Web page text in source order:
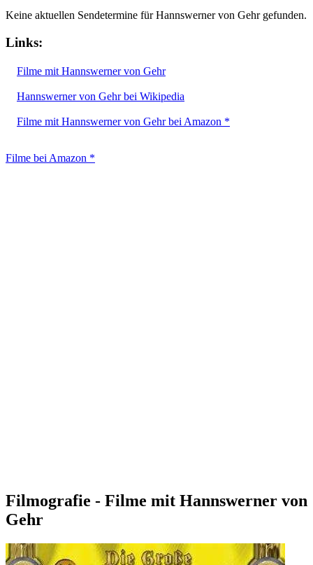
Keine aktuellen Sendetermine für Hannswerner von Gehr gefunden.
Links:
Filme mit Hannswerner von Gehr
Hannswerner von Gehr bei Wikipedia
Filme mit Hannswerner von Gehr bei Amazon *
Filme bei Amazon *
Filmografie - Filme mit Hannswerner von
Gehr